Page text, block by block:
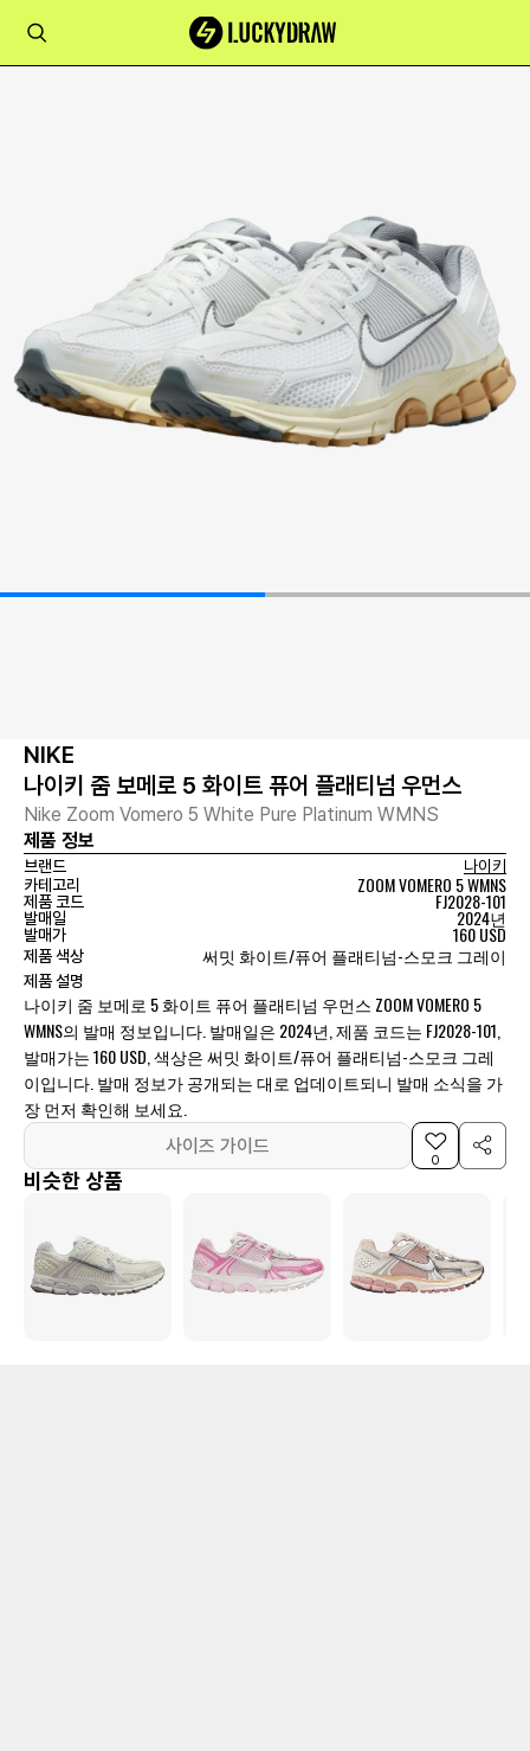
NIKE
나이키 줌 보메로 5 화이트 퓨어 플래티넘 우먼스
Nike Zoom Vomero 5 White Pure Platinum WMNS
제품 정보
브랜드
나이키
카테고리
ZOOM VOMERO 5 WMNS
제품 코드 FJ2028-101
발매일 2024년
발매가 160 USD
제품 색상 써밋 화이트/퓨어 플래티넘-스모크 그레이
제품 설명
나이키 줌 보메로 5 화이트 퓨어 플래티넘 우먼스 ZOOM VOMERO 5
WMNS의 발매 정보입니다. 발매일은 2024년, 제품 코드는 FJ2028-101,
발매가는 160 USD, 색상은 써밋 화이트/퓨어 플래티넘-스모크 그레
이입니다. 발매 정보가 공개되는 대로 업데이트되니 발매 소식을 가
장 먼저 확인해 보세요.
사이즈 가이드
0
비슷한 상품